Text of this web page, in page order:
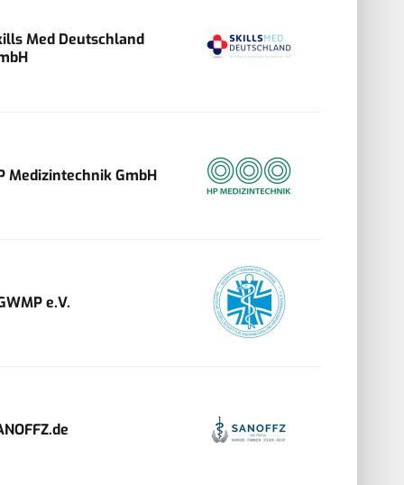
Med Deutschland
Medizintechnik GmbH
e.V.